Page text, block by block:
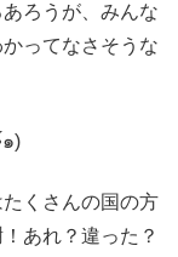
ろうが、みんな
ってなさそうな
๑)
くさんの国の方
あれ？違った？